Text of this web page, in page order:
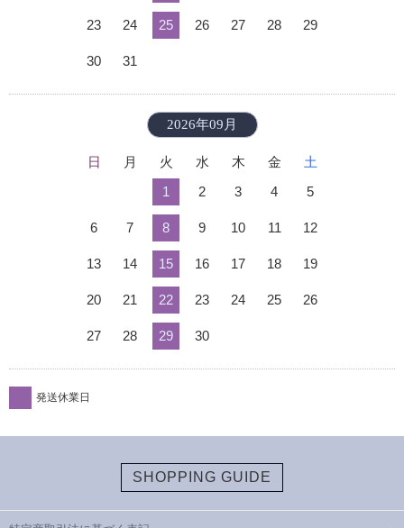
23 24 25 26 27 28 29
30 31
2026年09月
日 月 火 水 木 金
土
1
2 3 4 5
6 7 8 9 10 11 12
13 14 15 16 17 18 19
20 21 22 23 24 25 26
27 28 29 30
発送休業日
SHOPPING GUIDE